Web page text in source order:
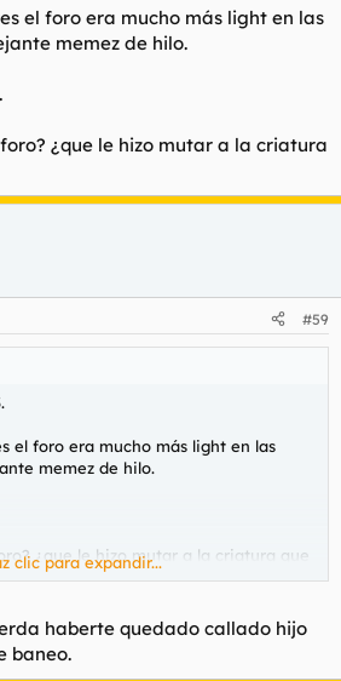
el foro era mucho más light en las
memez de hilo.
¿que le hizo mutar a la criatura
#59
el foro era mucho más light en las
memez de hilo.
¿que le hizo mutar a la criatura que
clic para expandir...
haberte quedado callado hijo
baneo.